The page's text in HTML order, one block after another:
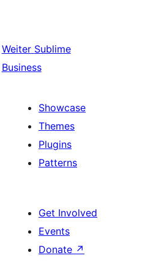
Weiter Sublime
Business
Showcase
Themes
Plugins
Patterns
Get Involved
Events
Donate ↗